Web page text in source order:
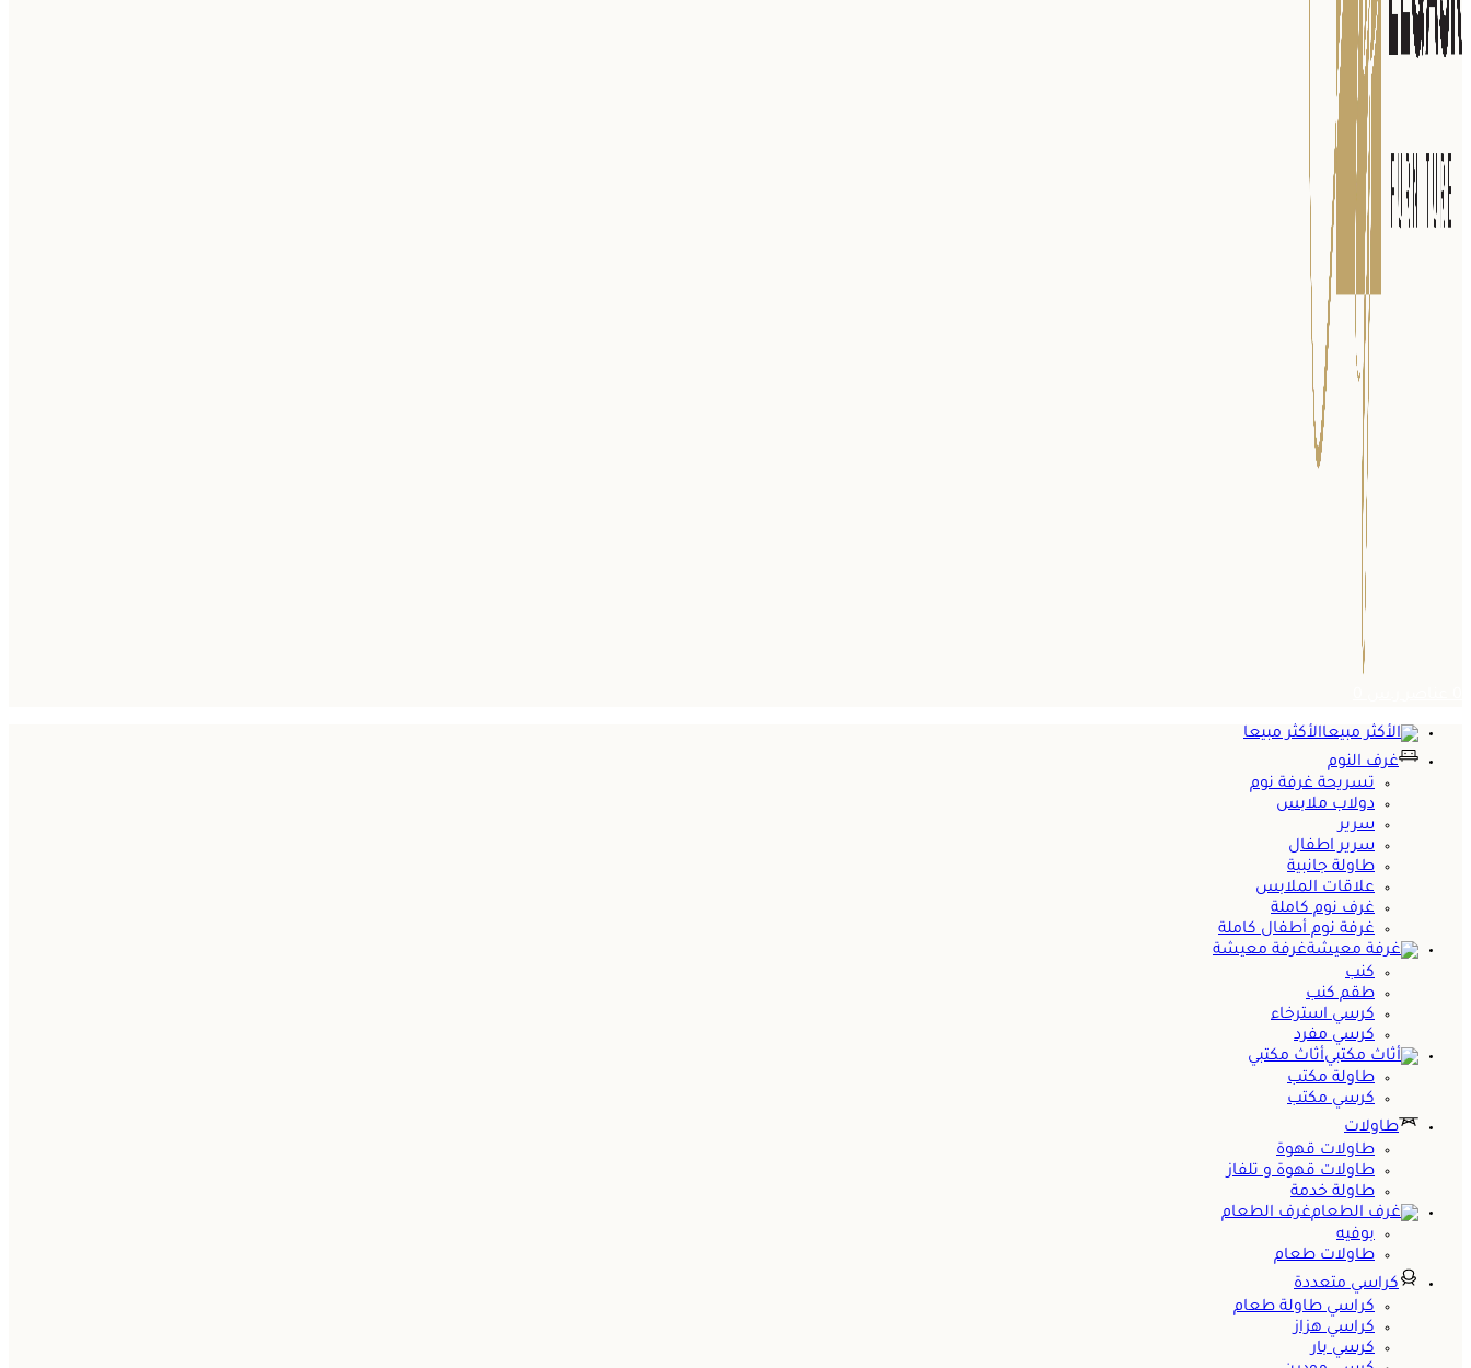
الأكثر مبيعا
غرف النوم
تسريحة غرفة نوم
دولاب ملابس
سرير
سرير اطفال
طاولة جانبية
علاقات الملابس
غرف نوم كاملة
غرفة نوم أطفال كاملة
غرفة معيشة
كنب
طقم كنب
كرسي استرخاء
كرسي مفرد
أثاث مكتبي
طاولة مكتب
كرسي مكتب
طاولات
طاولات قهوة
طاولات قهوة و تلفاز
طاولة خدمة
غرف الطعام
بوفيه
طاولات طعام
كراسي متعددة
كراسي طاولة طعام
كراسي هزاز
كرسي بار